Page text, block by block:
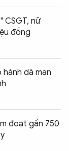
CSGT, nữ
đồng
dã man
đoạt gần 750